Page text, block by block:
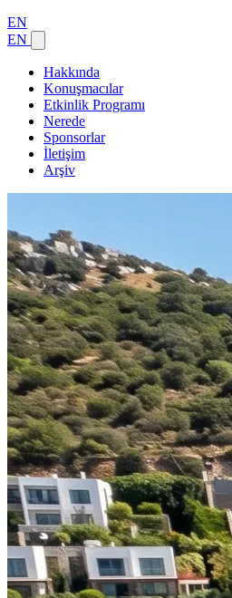
EN
EN
Hakkında
Konuşmacılar
Etkinlik Programı
Nerede
Sponsorlar
İletişim
Arşiv